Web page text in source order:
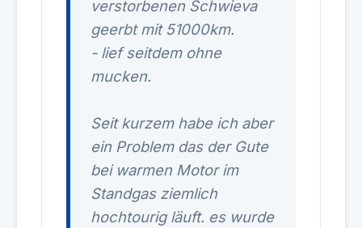
verstorbenen Schwieva
geerbt mit 51000km.
- lief seitdem ohne
mucken.
Seit kurzem habe ich aber
ein Problem das der Gute
bei warmen Motor im
Standgas ziemlich
hochtourig läuft. es wurde